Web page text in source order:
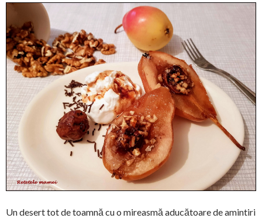
Un desert tot de toamnă cu o mireasmă aducătoare de amintiri